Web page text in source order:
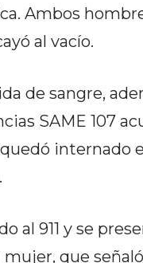
Ambos
al vacío.
de sangre,
SAME 107
internado
al 911 y se
que